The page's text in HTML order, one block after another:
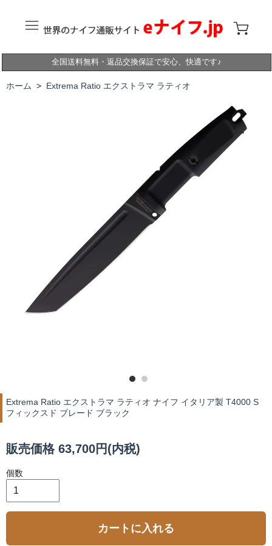
全国送料無料・返品交換保証で安心、快適です♪
ホーム > Extrema Ratio エクストラマ ラティオ
Extrema Ratio エクストラマ ラティオ ナイフ イタリア製 T4000 S
フィックスド ブレード ブラック
販売価格 63,700円(内税)
個数
カートに入れる